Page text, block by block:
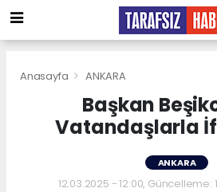
Anasayfa ANKARA
Başkan
Vatandaşlarla
ANKARA
12.03.2025 - 12:00, Güncelleme: